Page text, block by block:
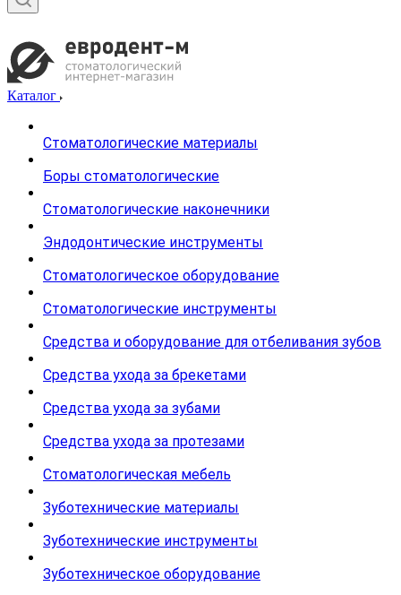
Каталог
Стоматологические материалы
Боры стоматологические
Стоматологические наконечники
Эндодонтические инструменты
Стоматологическое оборудование
Стоматологические инструменты
Средства и оборудование для отбеливания зубов
Средства ухода за брекетами
Средства ухода за зубами
Средства ухода за протезами
Стоматологическая мебель
Зуботехнические материалы
Зуботехнические инструменты
Зуботехническое оборудование